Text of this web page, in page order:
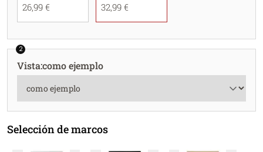
26,99 € 32,99 €
2
Vista:como ejemplo
Selección de marcos